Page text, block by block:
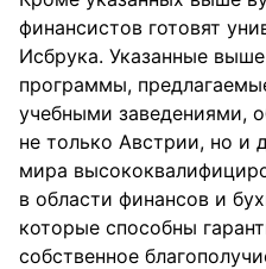
финансистов готовят
Исбрука. Указанные
программы,
учебными заведениями,
не только Австрии, но и
мира
в области финансов и
которые способны
собственное